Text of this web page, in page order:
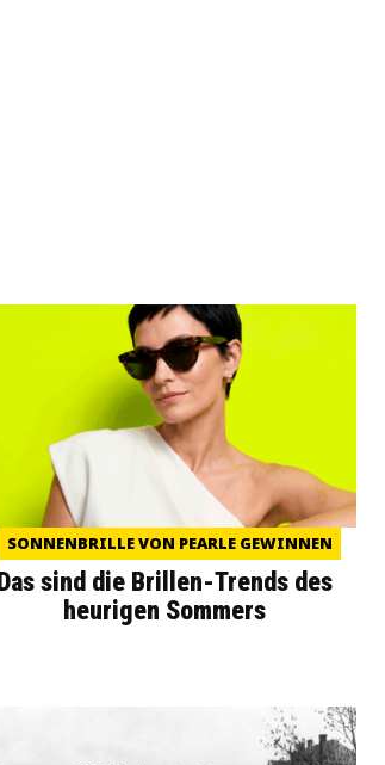
SONNENBRILLE VON PEARLE GEWINNEN
Das sind die Brillen-Trends des
heurigen Sommers